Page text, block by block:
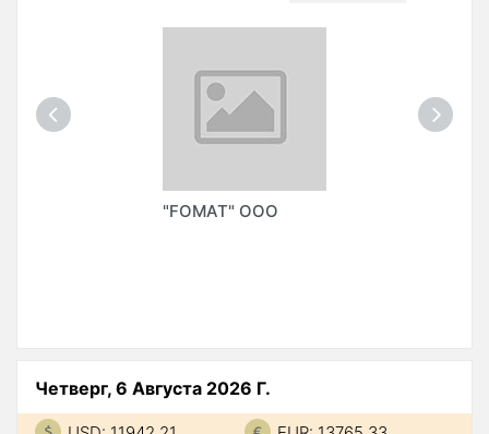
"FOMAT" ООО
Четверг, 6 Августа 2026 Г.